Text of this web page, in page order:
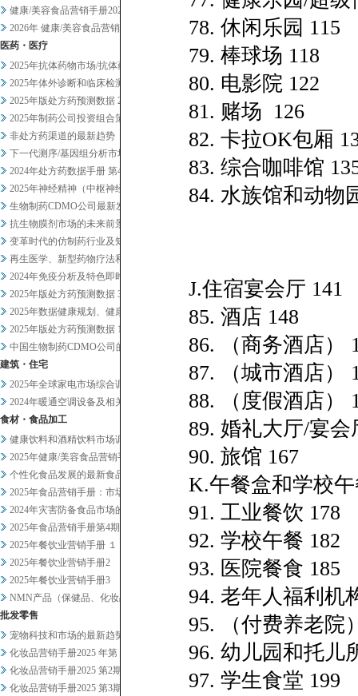
健康/美容食品营销手册2025...
2026年 健康/美容食品营销...
医药・医疗
2025年抗体药物市场/抗体药...
2025年体外诊断和临床检测市...
2025年版处方药预测数据 2
2025年制药公司投资组合策略...
非处方药渠道的最新趋势
下一代测序/基因组分析市场20...
2024年处方药数据手册 第4...
2025年神经精神（中枢神经系...
生物制药CDMO公司最新发展趋...
抗生物膜剂市场的未来前景
变革时代的仿制药行业及知名企业...
再生医学、新型药物疗法和药物研...
2024年免疫分析及特色即时检...
2025年版处方药预测数据 3
2025年数据健康规划、健康管...
2025年版处方药预测数据 1
中国生物制药CDMO公司的战略...
建筑・住宅
2025年全球家电市场综合调查
2024年暖通空调设备及相关业...
食材・食品加工
健康饮料和酒精饮料市场调查
2025年健康/美容食品营销手...
个性化食品发展的最新食品科技趋...
2025年食品营销手册：市场总...
2024年灾害防备食品市场的现...
2025年食品营销手册第4期
2025年餐饮业营销手册 １
2025年餐饮业营销手册2
2025年餐饮业营销手册3
NMN产品（保健品、化妆品）及...
批发零售
宠物科技和市场的最新趋势正在发...
化妆品营销手册2025 年第 ...
化妆品营销手册2025 第2期
化妆品营销手册2025 第3期
78. 休闲乐园 115
79. 棒球场 118
80. 电影院 122
81. 赌场 126
82. 卡拉OK包厢
83. 综合咖啡馆
84. 水族馆和动物
J.住宿宴会厅 141
85. 酒店 148
86. （商务酒店）
87. （城市酒店）
88. （度假酒店）
89. 婚礼大厅/宴会
90. 旅馆 167
K.午餐盒和学校午
91. 工业餐饮 178
92. 学校午餐 182
93. 医院餐食 185
94. 老年人福利机
95. （付费养老院
96. 幼儿园和托儿
97. 学生食堂 199